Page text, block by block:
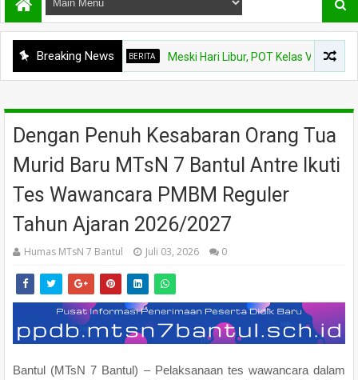
Breaking News
BERITA Meski Hari Libur, POT Kelas VIII B MTsN 7
Dengan Penuh Kesabaran Orang Tua
Murid Baru MTsN 7 Bantul Antre Ikuti
Tes Wawancara PMBM Reguler
Tahun Ajaran 2026/2027
Humas MTsN 7 Bantul Juli 03, 2026 0
Bantul (MTsN 7 Bantul) – Pelaksanaan tes wawancara dalam